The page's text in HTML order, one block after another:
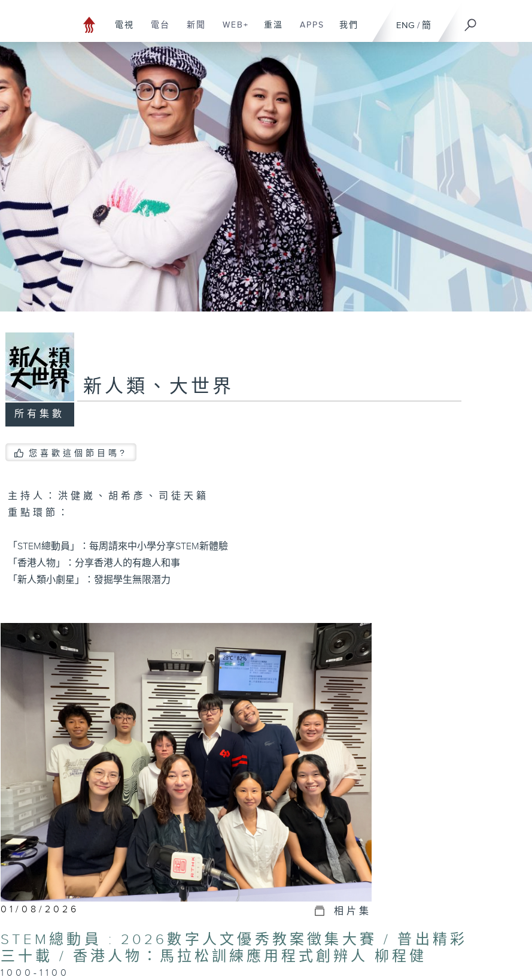
ENG / 簡
電視 電台 新聞 WEB+ 重溫 APPS 我們
所有集數
新人類、大世界
您喜歡這個節目嗎?
主持人：洪健崴、胡希彥、司徒天籟
重點環節：
「STEM總動員」：每周請來中小學分享STEM新體驗
「香港人物」：分享香港人的有趣人和事
「新人類小劇星」：發掘學生無限潛力
01/08/2026 相片集
STEM總動員 : 2026數字人文優秀教案徵集大賽 / 普出精彩
三十載 / 香港人物：馬拉松訓練應用程式創辨人 柳程健
1000-1100